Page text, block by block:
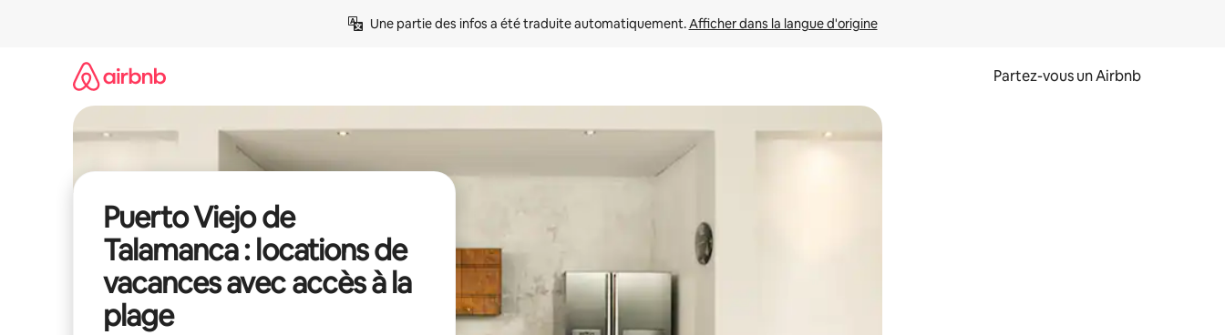
Une partie des infos a été traduite automatiquement. Afficher dans la langue d'origine
Partez-vous un Airbnb
Puerto Viejo de
Talamanca : locations de
vacances avec accès à la
plage